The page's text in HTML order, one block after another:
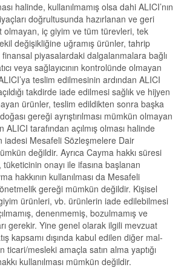
halinde, kullanılmamış olsa dahi ALICI’nın
doğrultusunda hazırlanan ve geri
olmayan, iç giyim ve tüm türevleri, tek
değişikliğine uğramış ürünler, tahrip
piyasalardaki dalgalanmalara bağlı
veya sağlayıcının kontrolünde olmayan
teslim edilmesinin ardından ALICI
takdirde iade edilmesi sağlık ve hijyen
ürünler, teslim edildikten sonra başka
gereği ayrıştırılması mümkün olmayan
ALICI tarafından açılmış olması halinde
iadesi Mesafeli Sözleşmelere Dair
değildir. Ayrıca Cayma hakkı süresi
onayı ile ifasına başlanan
hakkının kullanılması da Mesafeli
gereği mümkün değildir. Kişisel
ürünleri, vb. ürünlerin iade edilebilmesi
denenmemiş, bozulmamış ve
gerekir. Yine genel olarak ilgili mevzuat
kapsamı dışında kabul edilen diğer mal-
ticari/mesleki amaçla satın alma yaptığı
kullanılması mümkün değildir.